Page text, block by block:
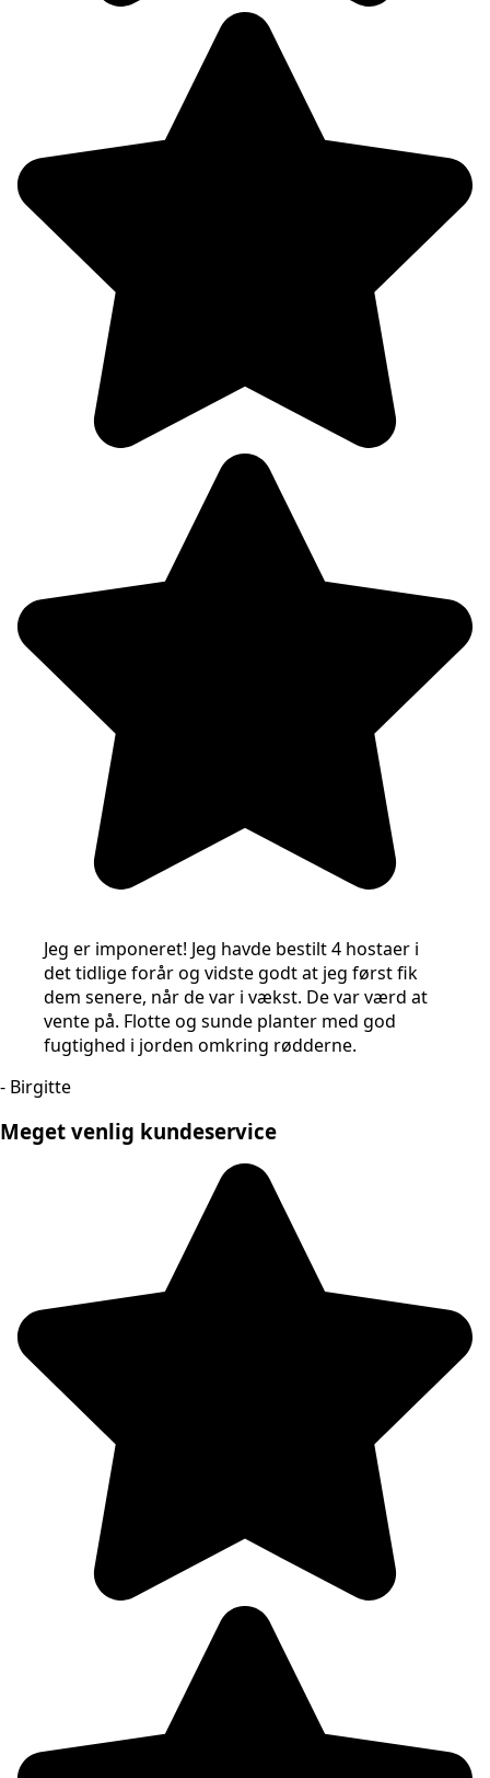
Jeg er imponeret! Jeg havde bestilt 4 hostaer i
det tidlige forår og vidste godt at jeg først fik
dem senere, når de var i vækst. De var værd at
vente på. Flotte og sunde planter med god
fugtighed i jorden omkring rødderne.
- Birgitte
Meget venlig kundeservice